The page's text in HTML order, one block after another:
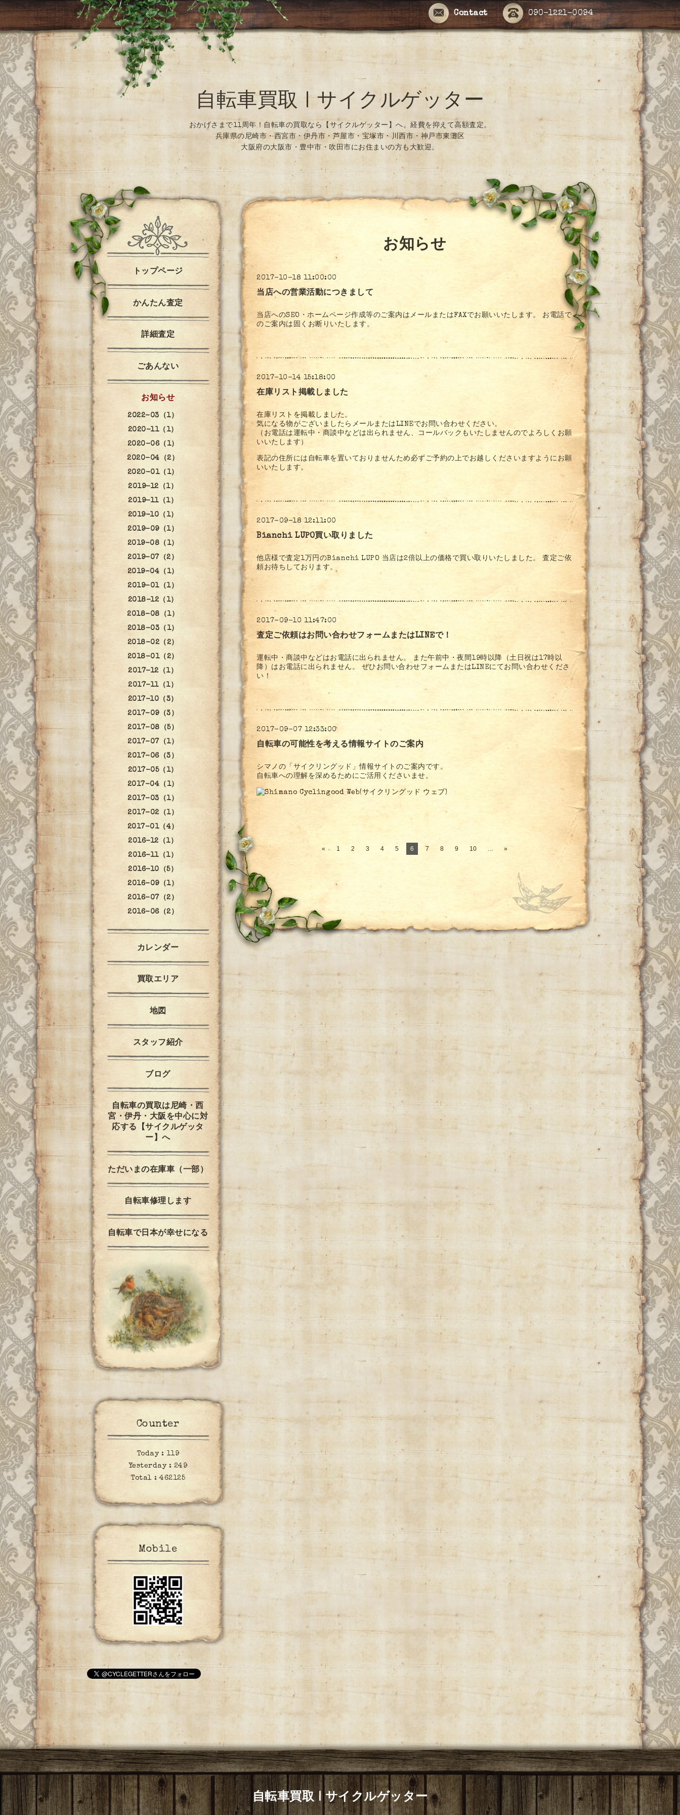
090-1221-0094
Contact
自転車買取 | サイクルゲッター
おかげさまで11周年！自転車の買取なら【サイクルゲッター】へ。経費を抑えて高額査定。
兵庫県の尼崎市・西宮市・伊丹市・芦屋市・宝塚市・川西市・神戸市東灘区
大阪府の大阪市・豊中市・吹田市にお住まいの方も大歓迎。
お知らせ
2017-10-18 11:00:00
当店への営業活動につきまして
当店へのSEO・ホームページ作成等のご案内はメールまたはFAXでお願いいたします。 お電話で
のご案内は固くお断りいたします。
2017-10-14 15:18:00
在庫リスト掲載しました
在庫リストを掲載しました。
気になる物がございましたらメールまたはLINEでお問い合わせください。
（お電話は運転中・商談中などは出られません、コールバックもいたしませんのでよろしくお願
いいたします）
表記の住所には自転車を置いておりませんため必ずご予約の上でお越しくださいますようにお願
いいたします。
2017-09-18 12:11:00
Bianchi LUPO買い取りました
他店様で査定1万円のBianchi LUPO 当店は2倍以上の価格で買い取りいたしました。 査定ご依
頼お待ちしております。
2017-09-10 11:47:00
査定ご依頼はお問い合わせフォームまたはLINEで！
運転中・商談中などはお電話に出られません。 また午前中・夜間19時以降（土日祝は17時以
降）はお電話に出られません。 ぜひお問い合わせフォームまたはLINEにてお問い合わせくださ
い！
2017-09-07 12:33:00
自転車の可能性を考える情報サイトのご案内
シマノの「サイクリングッド」情報サイトのご案内です。
自転車への理解を深めるためにご活用くださいませ。
« 1 2 3 4 5 6 7 8 9 10 ... »
トップページ
かんたん査定
詳細査定
ごあんない
お知らせ
2022-03（1）
2020-11（1）
2020-06（1）
2020-04（2）
2020-01（1）
2019-12（1）
2019-11（1）
2019-10（1）
2019-09（1）
2019-08（1）
2019-07（2）
2019-04（1）
2019-01（1）
2018-12（1）
2018-08（1）
2018-03（1）
2018-02（2）
2018-01（2）
2017-12（1）
2017-11（1）
2017-10（3）
2017-09（3）
2017-08（5）
2017-07（1）
2017-06（3）
2017-05（1）
2017-04（1）
2017-03（1）
2017-02（1）
2017-01（4）
2016-12（1）
2016-11（1）
2016-10（5）
2016-09（1）
2016-07（2）
2016-06（2）
カレンダー
買取エリア
地図
スタッフ紹介
ブログ
自転車の買取は尼崎・西
宮・伊丹・大阪を中心に対
応する【サイクルゲッタ
ー】へ
ただいまの在庫車（一部）
自転車修理します
自転車で日本が幸せになる
Counter
Today : 119
Yesterday : 249
Total : 462125
Mobile
自転車買取 | サイクルゲッター